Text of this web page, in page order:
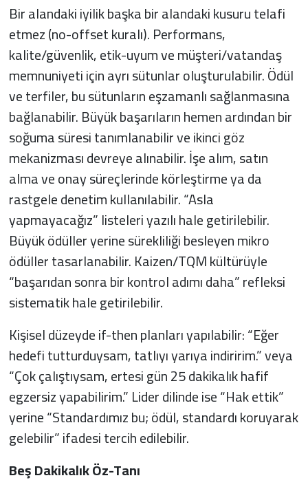
Bir alandaki iyilik başka bir alandaki kusuru telafi
etmez (no-offset kuralı). Performans,
kalite/güvenlik, etik-uyum ve müşteri/vatandaş
memnuniyeti için ayrı sütunlar oluşturulabilir. Ödül
ve terfiler, bu sütunların eşzamanlı sağlanmasına
bağlanabilir. Büyük başarıların hemen ardından bir
soğuma süresi tanımlanabilir ve ikinci göz
mekanizması devreye alınabilir. İşe alım, satın
alma ve onay süreçlerinde körleştirme ya da
rastgele denetim kullanılabilir. “Asla
yapmayacağız” listeleri yazılı hale getirilebilir.
Büyük ödüller yerine sürekliliği besleyen mikro
ödüller tasarlanabilir. Kaizen/TQM kültürüyle
“başarıdan sonra bir kontrol adımı daha” refleksi
sistematik hale getirilebilir.
Kişisel düzeyde if-then planları yapılabilir: “Eğer
hedefi tutturduysam, tatlıyı yarıya indiririm.” veya
“Çok çalıştıysam, ertesi gün 25 dakikalık hafif
egzersiz yapabilirim.” Lider dilinde ise “Hak ettik”
yerine “Standardımız bu; ödül, standardı koruyarak
gelebilir” ifadesi tercih edilebilir.
Beş Dakikalık Öz-Tanı